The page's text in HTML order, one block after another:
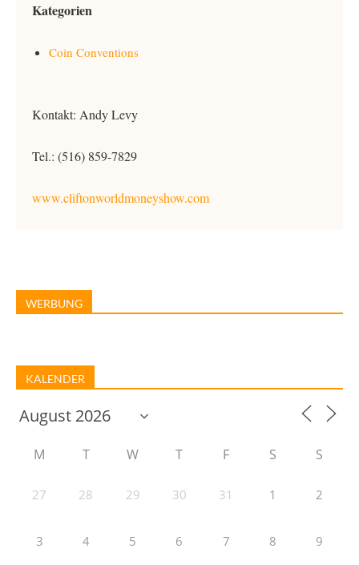
Kategorien
Coin Conventions
Kontakt: Andy Levy
Tel.: (516) 859-7829
www.cliftonworldmoneyshow.com
WERBUNG
KALENDER
M T W T F S S
27 28 29 30 31 1 2
3 4 5 6 7 8 9